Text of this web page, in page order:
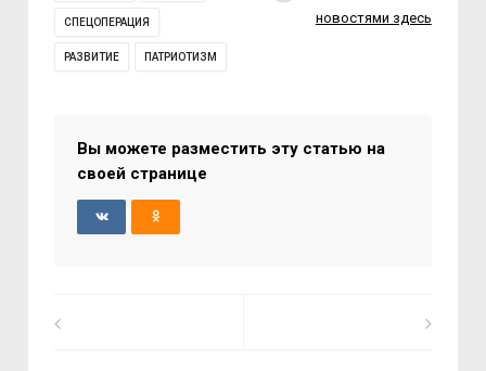
СПЕЦОПЕРАЦИЯ
РАЗВИТИЕ ПАТРИОТИЗМ
новостями здесь
Вы можете разместить эту статью на
своей странице